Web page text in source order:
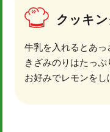
クッキ
牛乳を入れるとあっ
きざみのりはたっぷ
お好みでレモンをし